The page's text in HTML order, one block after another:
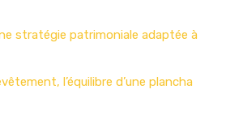
stratégie patrimoniale adaptée à
l’équilibre d’une plancha